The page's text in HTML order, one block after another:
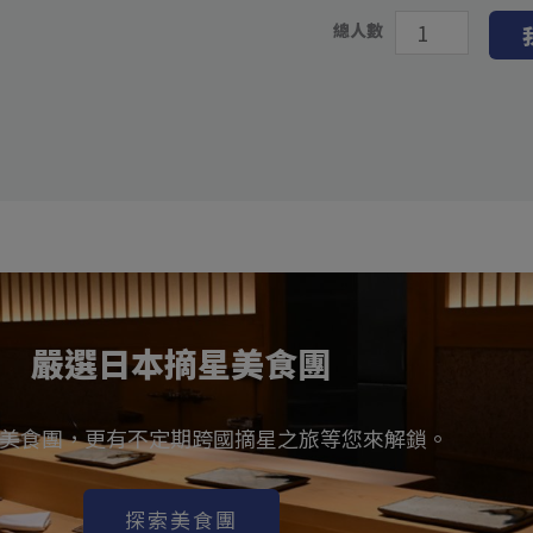
總人數
嚴選日本摘星美食團
食團，更有不定期跨國摘星之旅等您來解鎖。
探索美食團